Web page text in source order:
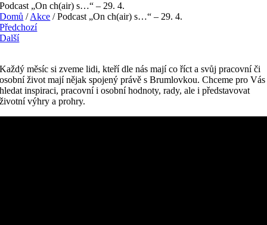
Podcast „On ch(air) s…“ – 29. 4.
Domů /Akce /Podcast „On ch(air) s…“ – 29. 4.
Předchozí
Další
Každý měsíc si zveme lidi, kteří dle nás mají co říct a svůj pracovní či
osobní život mají nějak spojený právě s Brumlovkou. Chceme pro Vás
hledat inspiraci, pracovní i osobní hodnoty, rady, ale i představovat
životní výhry a prohry.